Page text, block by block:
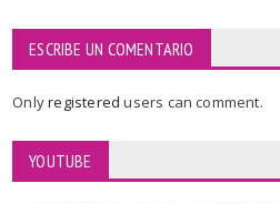
ESCRIBE UN COMENTARIO
Onlyregisteredusers can comment.
YOUTUBE